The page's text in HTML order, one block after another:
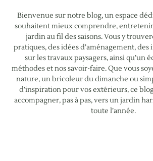
Bienvenue sur notre blog, un espace
souhaitent mieux comprendre,
jardin au fil des saisons. Vous y
pratiques, des idées d’aménagement,
sur les travaux paysagers, ainsi qu’un
méthodes et nos savoir-faire. Que vous
nature, un bricoleur du dimanche ou
d’inspiration pour vos extérieurs, ce
accompagner, pas à pas, vers un jardin
toute l’année.